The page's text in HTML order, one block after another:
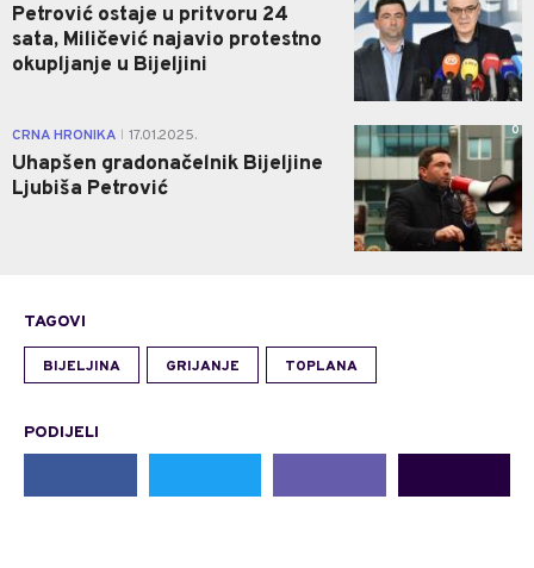
Petrović ostaje u pritvoru 24
sata, Miličević najavio protestno
okupljanje u Bijeljini
CRNA HRONIKA 17.01.2025.
Uhapšen gradonačelnik Bijeljine
Ljubiša Petrović
0
TAGOVI
BIJELJINA GRIJANJE TOPLANA
PODIJELI